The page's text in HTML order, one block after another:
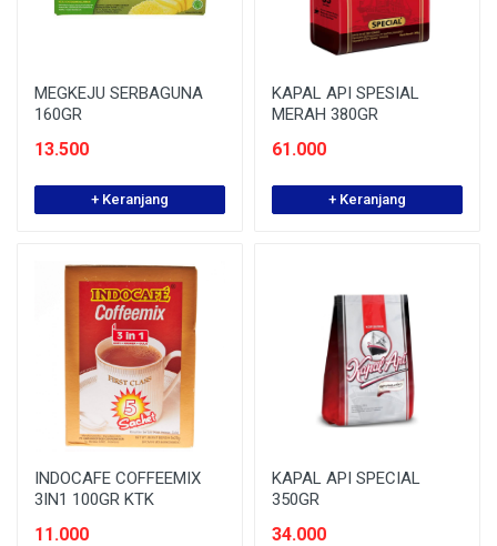
MEGKEJU SERBAGUNA
160GR
13.500
+ Keranjang
KAPAL API SPESIAL
MERAH 380GR
61.000
+ Keranjang
INDOCAFE COFFEEMIX
3IN1 100GR KTK
11.000
KAPAL API SPECIAL
350GR
34.000